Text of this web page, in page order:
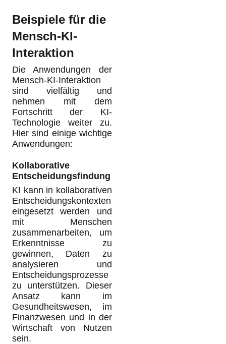
Beispiele für die
Mensch-KI-
Interaktion
Die Anwendungen der
Mensch-KI-Interaktion
sind vielfältig und
nehmen mit dem
Fortschritt der KI-
Technologie weiter zu.
Hier sind einige wichtige
Anwendungen:
Kollaborative
Entscheidungsfindung
KI kann in kollaborativen
Entscheidungskontexten
eingesetzt werden und
mit Menschen
zusammenarbeiten, um
Erkenntnisse zu
gewinnen, Daten zu
analysieren und
Entscheidungsprozesse
zu unterstützen. Dieser
Ansatz kann im
Gesundheitswesen, im
Finanzwesen und in der
Wirtschaft von Nutzen
sein.